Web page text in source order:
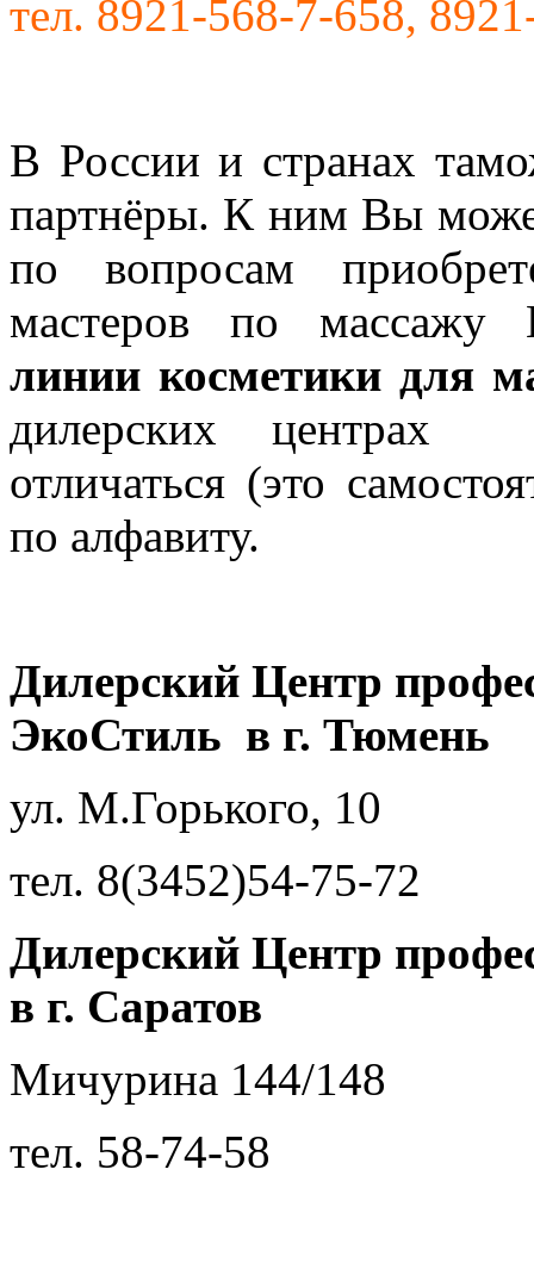
тел. 8921-568-7-658,
В России и странах
партнёры. К ним Вы
по вопросам
мастеров по
линии косметики для
дилерских центрах
отличаться (это
по алфавиту.
Дилерский Центр
ЭкоСтиль в г. Тюмень
ул. М.Горького, 10
тел. 8(3452)54-75-72
Дилерский Центр
в г. Саратов
Мичурина 144/148
тел. 58-74-58